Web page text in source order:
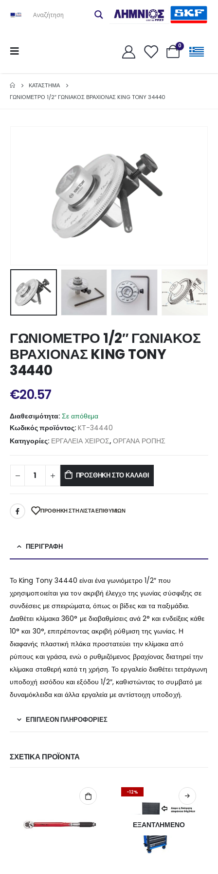
0
ΚΑΤΆΣΤΗΜΑ
ΓΩΝΙΟΜΕΤΡΟ 1/2″ ΓΩΝΙΑΚΟΣ ΒΡΑΧΙΟΝΑΣ KING TONY 34440
ΓΩΝΙΟΜΕΤΡΟ 1/2″ ΓΩΝΙΑΚΟΣ
ΒΡΑΧΙΟΝΑΣ KING TONY
34440
€20.57
Διαθεσιμότητα: Σε απόθεμα
Κωδικός προϊόντος: KT-34440
Κατηγορίες: ΕΡΓΑΛΕΙΑ ΧΕΙΡΟΣ, ΟΡΓΑΝΑ ΡΟΠΗΣ
ΠΡΟΣΘΉΚΗ ΣΤΟ ΚΑΛΆΘΙ
ΠΡΌΘΉΚΗ ΣΤΗ ΛΊΣΤΑ ΕΠΙΘΥΜΙΏΝ
ΠΕΡΙΓΡΑΦΉ
Το King Tony 34440 είναι ένα γωνιόμετρο 1/2″ που
χρησιμοποιείται για τον ακριβή έλεγχο της γωνίας σύσφιξης σε
συνδέσεις με σπειρώματα, όπως οι βίδες και τα παξιμάδια.
Διαθέτει κλίμακα 360° με διαβαθμίσεις ανά 2° και ενδείξεις κάθε
10° και 30°, επιτρέποντας ακριβή ρύθμιση της γωνίας. Η
διαφανής πλαστική πλάκα προστατεύει την κλίμακα από
ρύπους και γράσα, ενώ ο ρυθμιζόμενος βραχίονας διατηρεί την
κλίμακα σταθερή κατά τη χρήση. Το εργαλείο διαθέτει τετράγωνη
υποδοχή εισόδου και εξόδου 1/2″, καθιστώντας το συμβατό με
δυναμόκλειδα και άλλα εργαλεία με αντίστοιχη υποδοχή.
ΕΠΙΠΛΈΟΝ ΠΛΗΡΟΦΟΡΊΕΣ
ΣΧΕΤΙΚΆ ΠΡΟΪΌΝΤΑ
ΕΞΑΝΤΛΗΜΈΝΟ